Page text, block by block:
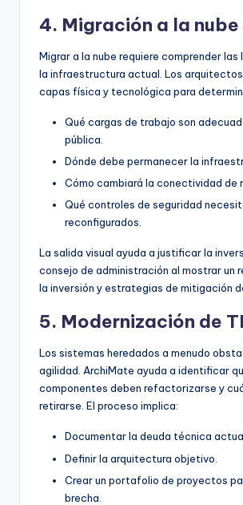
4. Migración a la nube
Migrar a la nube requiere comprender
la infraestructura actual. Los
capas física y tecnológica para
Qué cargas de trabajo son
pública.
Dónde debe permanecer la
Cómo cambiará la conectividad de
Qué controles de seguridad
reconfigurados.
La salida visual ayuda a justificar la
consejo de administración al mostrar un
la inversión y estrategias de mitigación
5. Modernización de TI
Los sistemas heredados a menudo
agilidad. ArchiMate ayuda a identificar
componentes deben refactorizarse y
retirarse. El proceso implica:
Documentar la deuda técnica
Definir la arquitectura objetivo.
Crear un portafolio de proyectos
brecha.